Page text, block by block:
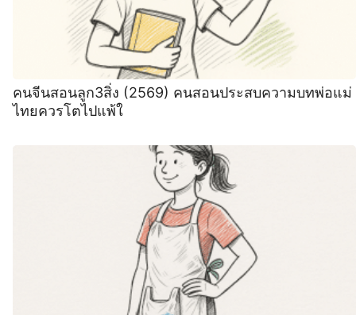
คนจีนสอนลูก3สิ่ง (2569) คนสอนประสบความบทพ่อแม่
ไทยควรโตไปแพ้ใ